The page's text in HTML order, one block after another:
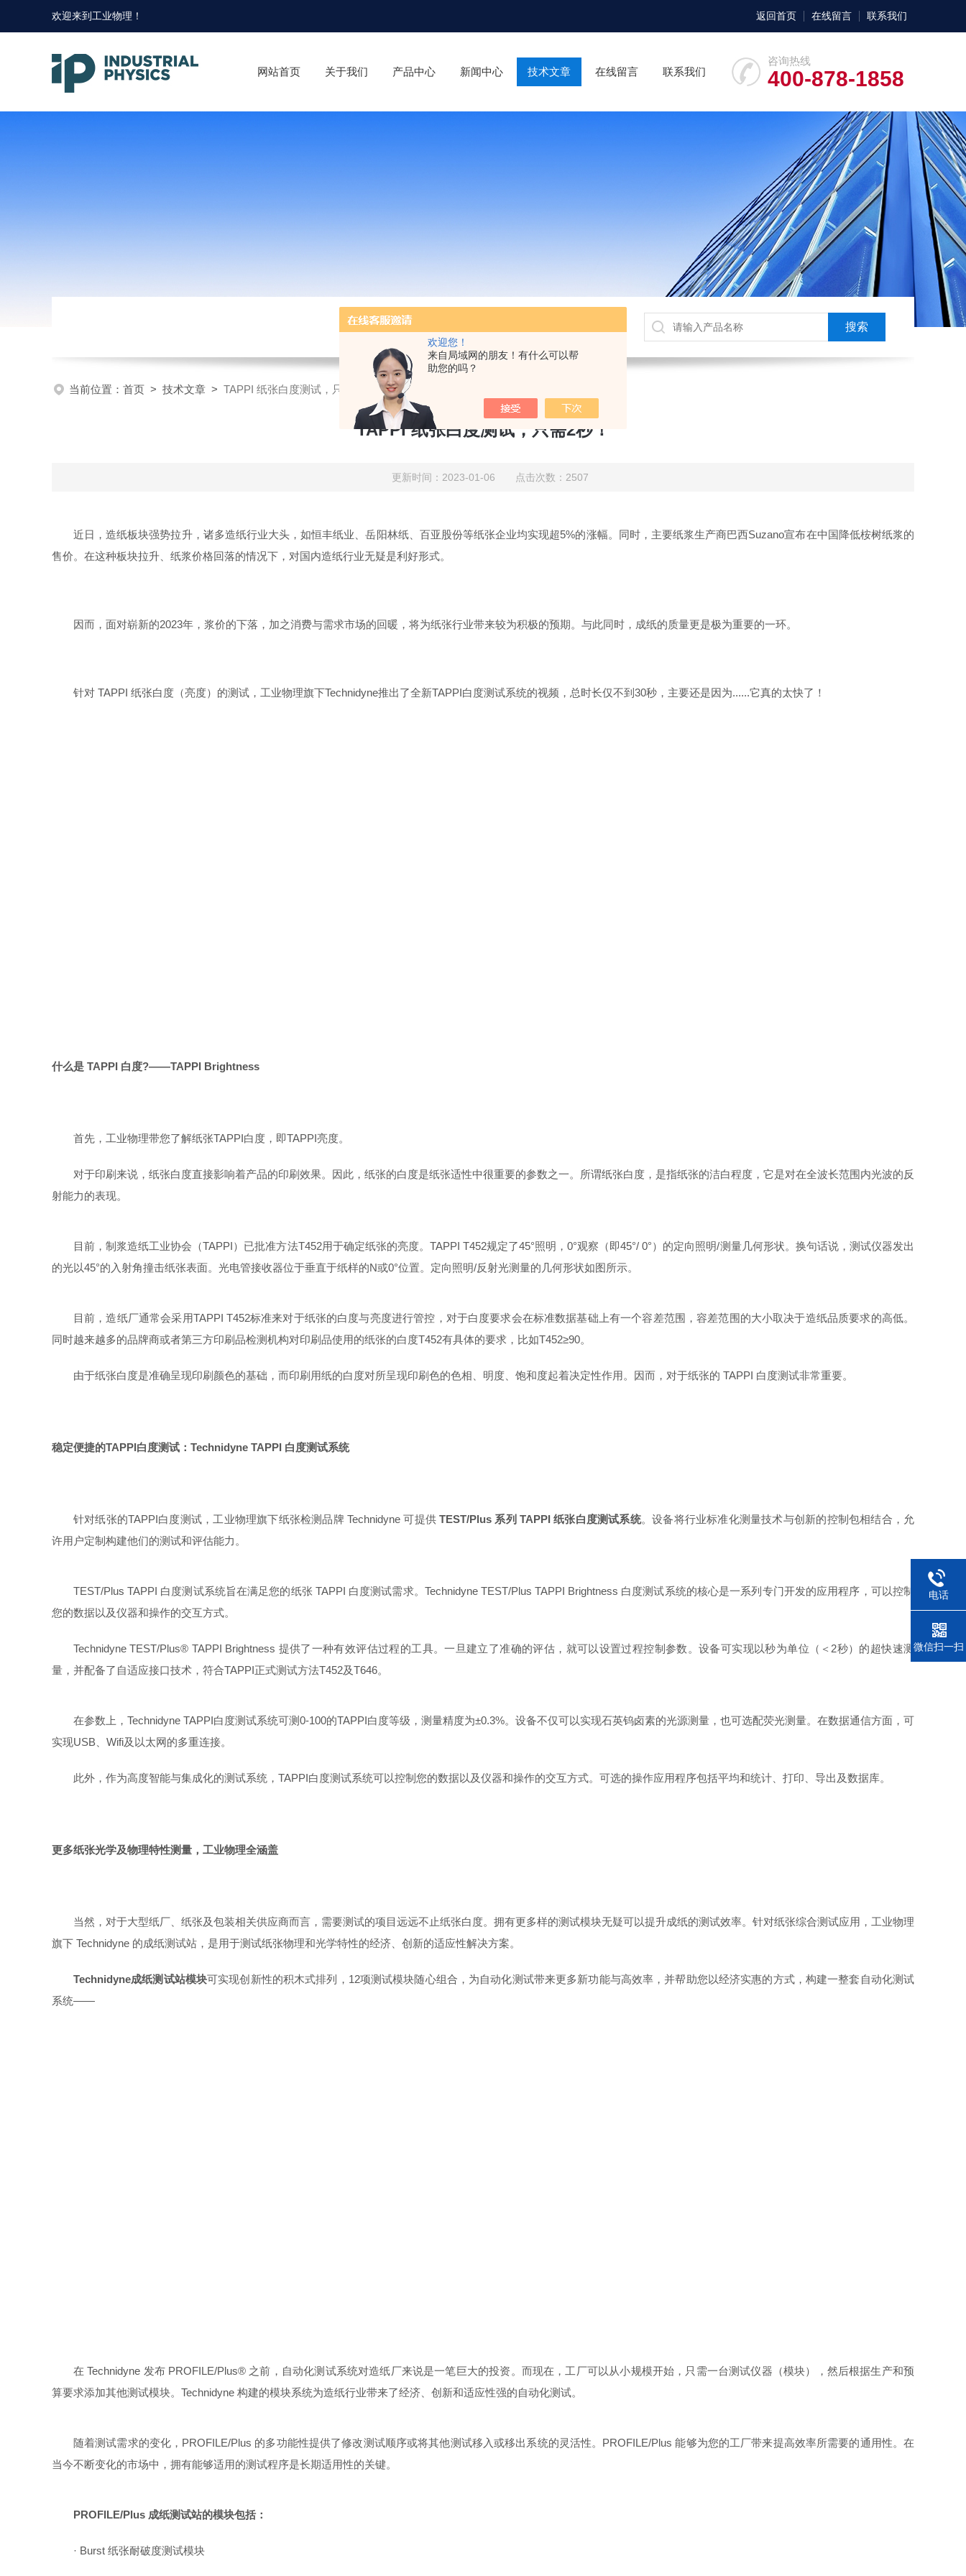
欢迎您！
来自局域网的朋友！有什么可以帮
助您的吗？
欢迎来到 工业物理 ！ 返回首页 在线留言 联系我们
咨询热线
400-878-1858
网站首页 关于我们 产品中心 新闻中心 技术文章 在线留言 联系我们
当前位置： 首页 > 技术文章 > TAPPI 纸张白度测试，只需2秒！
TAPPI 纸张白度测试，只需2秒！
更新时间：2023-01-06 点击次数：2507
近日，造纸板块强势拉升，诸多造纸行业大头，如恒丰纸业、岳阳林纸、百亚股份等纸张企业均实现超5%的涨幅。同时，主要纸浆生产商巴西Suzano宣布在中国降低桉树纸浆的
售价。在这种板块拉升、纸浆价格回落的情况下，对国内造纸行业无疑是利好形式。
因而，面对崭新的2023年，浆价的下落，加之消费与需求市场的回暖，将为纸张行业带来较为积极的预期。与此同时，成纸的质量更是极为重要的一环。
针对 TAPPI 纸张白度（亮度）的测试，工业物理旗下Technidyne推出了全新TAPPI白度测试系统的视频，总时长仅不到30秒，主要还是因为......它真的太快了！
什么是 TAPPI 白度?——TAPPI Brightness
首先，工业物理带您了解纸张TAPPI白度，即TAPPI亮度。
对于印刷来说，纸张白度直接影响着产品的印刷效果。因此，纸张的白度是纸张适性中很重要的参数之一。所谓纸张白度，是指纸张的洁白程度，它是对在全波长范围内光波的反
射能力的表现。
目前，制浆造纸工业协会（TAPPI）已批准方法T452用于确定纸张的亮度。TAPPI T452规定了45°照明，0°观察（即45°/ 0°）的定向照明/测量几何形状。换句话说，测试仪器发出
的光以45°的入射角撞击纸张表面。光电管接收器位于垂直于纸样的N或0°位置。定向照明/反射光测量的几何形状如图所示。
目前，造纸厂通常会采用TAPPI T452标准来对于纸张的白度与亮度进行管控，对于白度要求会在标准数据基础上有一个容差范围，容差范围的大小取决于造纸品质要求的高低。
同时越来越多的品牌商或者第三方印刷品检测机构对印刷品使用的纸张的白度T452有具体的要求，比如T452≥90。
由于纸张白度是准确呈现印刷颜色的基础，而印刷用纸的白度对所呈现印刷色的色相、明度、饱和度起着决定性作用。因而，对于纸张的 TAPPI 白度测试非常重要。
稳定便捷的TAPPI白度测试： Technidyne TAPPI 白度测试系统
针对纸张的TAPPI白度测试，工业物理旗下纸张检测品牌 Technidyne 可提供TEST/Plus 系列 TAPPI 纸张白度测试系统。设备将行业标准化测量技术与创新的控制包相结合，允
许用户定制构建他们的测试和评估能力。
TEST/Plus TAPPI 白度测试系统旨在满足您的纸张 TAPPI 白度测试需求。Technidyne TEST/Plus TAPPI Brightness 白度测试系统的核心是一系列专门开发的应用程序，可以控制
您的数据以及仪器和操作的交互方式。
Technidyne TEST/Plus® TAPPI Brightness 提供了一种有效评估过程的工具。一旦建立了准确的评估，就可以设置过程控制参数。设备可实现以秒为单位（＜2秒）的超快速测
量，并配备了自适应接口技术，符合TAPPI正式测试方法T452及T646。
在参数上，Technidyne TAPPI白度测试系统可测0-100的TAPPI白度等级，测量精度为±0.3%。设备不仅可以实现石英钨卤素的光源测量，也可选配荧光测量。在数据通信方面，可
实现USB、Wifi及以太网的多重连接。
此外，作为高度智能与集成化的测试系统，TAPPI白度测试系统可以控制您的数据以及仪器和操作的交互方式。可选的操作应用程序包括平均和统计、打印、导出及数据库。
更多纸张光学及物理特性测量， 工业物理全涵盖
当然，对于大型纸厂、纸张及包装相关供应商而言，需要测试的项目远远不止纸张白度。拥有更多样的测试模块无疑可以提升成纸的测试效率。针对纸张综合测试应用，工业物理
旗下 Technidyne 的成纸测试站，是用于测试纸张物理和光学特性的经济、创新的适应性解决方案。
Technidyne成纸测试站模块可实现创新性的积木式排列，12项测试模块随心组合，为自动化测试带来更多新功能与高效率，并帮助您以经济实惠的方式，构建一整套自动化测试
系统——
在 Technidyne 发布 PROFILE/Plus® 之前，自动化测试系统对造纸厂来说是一笔巨大的投资。而现在，工厂可以从小规模开始，只需一台测试仪器（模块），然后根据生产和预
算要求添加其他测试模块。Technidyne 构建的模块系统为造纸行业带来了经济、创新和适应性强的自动化测试。
随着测试需求的变化，PROFILE/Plus 的多功能性提供了修改测试顺序或将其他测试移入或移出系统的灵活性。PROFILE/Plus 能够为您的工厂带来提高效率所需要的通用性。在
当今不断变化的市场中，拥有能够适用的测试程序是长期适用性的关键。
PROFILE/Plus 成纸测试站的模块包括：
· Burst 纸张耐破度测试模块
电话
微信扫一扫